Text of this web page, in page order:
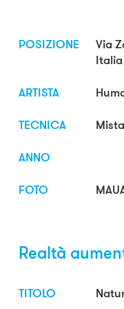
POSIZIONE
Via
Italia
ARTISTA
TECNICA
Mista
ANNO
FOTO
Realtà
TITOLO